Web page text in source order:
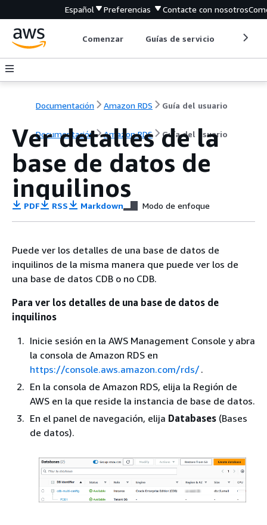
Español Preferencias Contacte con nosotros
Comenzar Guías de servicio
Documentación Amazon RDS Guía del usuario
Documentación Amazon RDS Guía del usuario
Ver detalles de la
base de datos de
inquilinos
PDF RSS Markdown Modo de enfoque
Puede ver los detalles de una base de datos de
inquilinos de la misma manera que puede ver los de
una base de datos CDB o no CDB.
Para ver los detalles de una base de datos de
inquilinos
Inicie sesión en la AWS Management Console y abra
la consola de Amazon RDS en
https://console.aws.amazon.com/rds/.
En la consola de Amazon RDS, elija la Región de
AWS en la que reside la instancia de base de datos.
En el panel de navegación, elija Databases (Bases
de datos).